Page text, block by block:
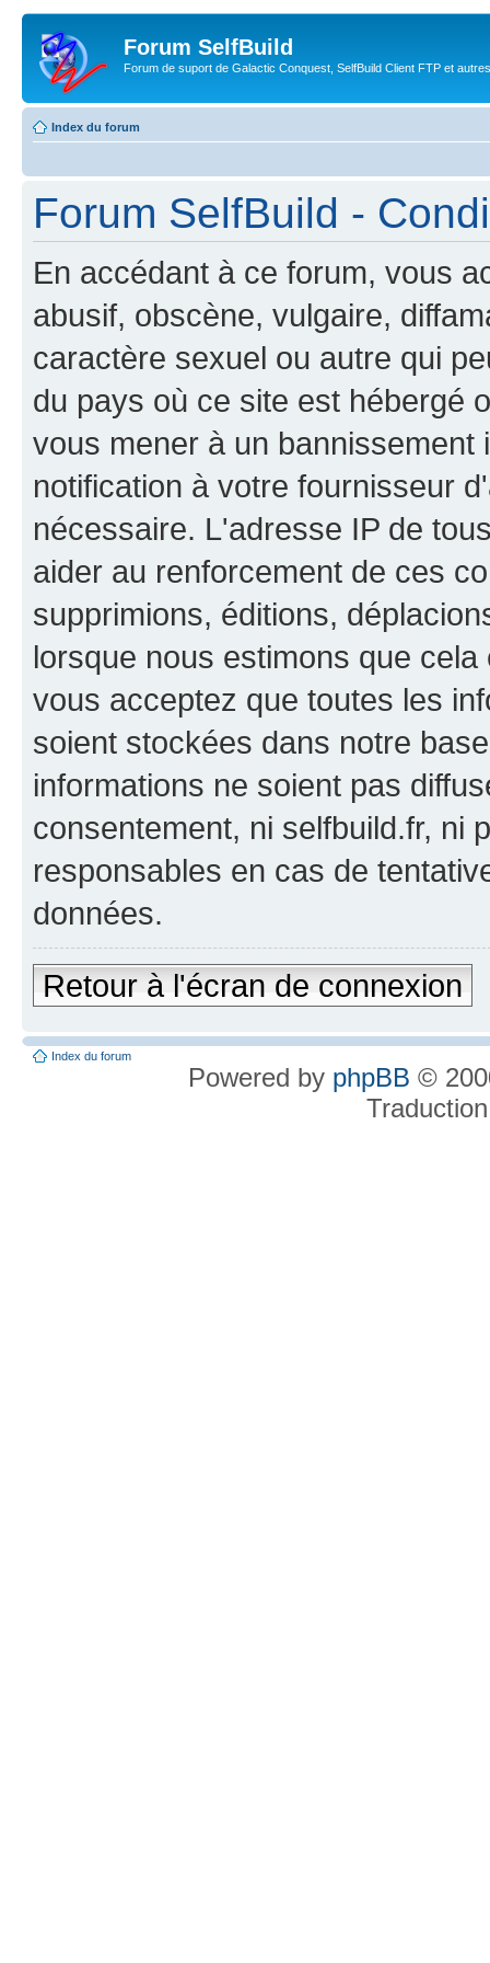
Forum SelfBuild
Forum de suport de Galactic Conquest, SelfBuild Client FTP et
Index du forum
Forum SelfBuild -
En accédant à ce forum, vous
abusif, obscène, vulgaire,
caractère sexuel ou autre qui
du pays où ce site est hébergé
vous mener à un
notification à votre fournisseur
nécessaire. L'adresse IP de
aider au renforcement de ces
supprimions, éditions,
lorsque nous estimons que
vous acceptez que toutes les
soient stockées dans notre
informations ne soient pas
consentement, ni selfbuild.fr, ni
responsables en cas de
données.
Retour à l'écran de connexion
Index du forum
Powered by phpBB ©